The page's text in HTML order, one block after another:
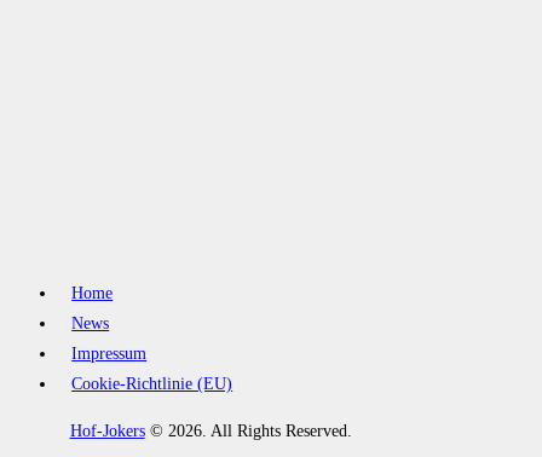
Home
News
Impressum
Cookie-Richtlinie (EU)
Hof-Jokers© 2026. All Rights Reserved.